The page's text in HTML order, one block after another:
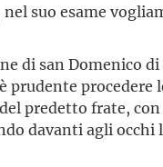
suo esame
di san Domenico
prudente
predetto frate, con
davanti agli occhi